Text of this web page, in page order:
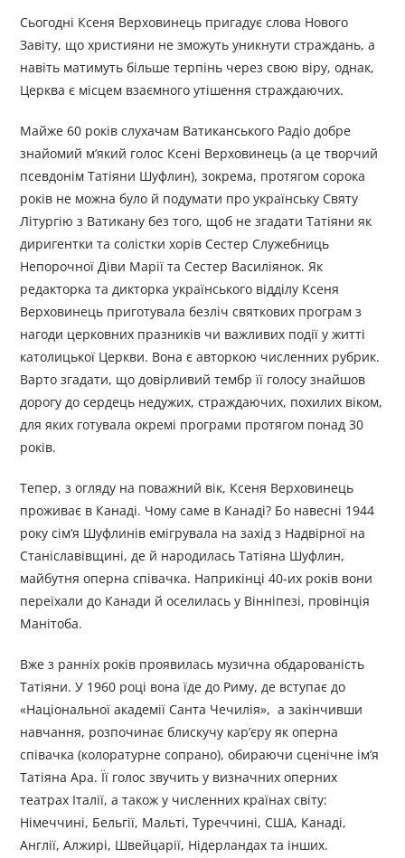
Сьогодні Ксеня Верховинець пригадує слова Нового
Завіту, що християни не зможуть уникнути страждань, а
навіть матимуть більше терпінь через свою віру, однак,
Церква є місцем взаємного утішення страждаючих.
Майже 60 років слухачам Ватиканського Радіо добре
знайомий м’який голос Ксені Верховинець (а це творчий
псевдонім Татіяни Шуфлин), зокрема, протягом сорока
років не можна було й подумати про українську Святу
Літургію з Ватикану без того, щоб не згадати Татіяни як
диригентки та солістки хорів Сестер Служебниць
Непорочної Діви Марії та Сестер Василіянок. Як
редакторка та дикторка українського відділу Ксеня
Верховинець приготувала безліч святкових програм з
нагоди церковних празників чи важливих події у житті
католицької Церкви. Вона є авторкою численних рубрик.
Варто згадати, що довірливий тембр її голосу знайшов
дорогу до сердець недужих, страждаючих, похилих віком,
для яких готувала окремі програми протягом понад 30
років.
Тепер, з огляду на поважний вік, Ксеня Верховинець
проживає в Канаді. Чому саме в Канаді? Бо навесні 1944
року сім’я Шуфлинів емігрувала на захід з Надвірної на
Станіславівщині, де й народилась Татіяна Шуфлин,
майбутня оперна співачка. Наприкінці 40-их років вони
переїхали до Канади й оселилась у Вінніпезі, провінція
Манітоба.
Вже з ранніх років проявилась музична обдарованість
Татіяни. У 1960 році вона їде до Риму, де вступає до
«Національної академії Санта Чечилія», а закінчивши
навчання, розпочинає блискучу кар’єру як оперна
співачка (колоратурне сопрано), обираючи сценічне ім’я
Татіяна Ара. Її голос звучить у визначних оперних
театрах Італії, а також у численних країнах світу:
Німеччині, Бельгії, Мальті, Туреччині, США, Канаді,
Англії, Алжирі, Швейцарії, Нідерландах та інших.